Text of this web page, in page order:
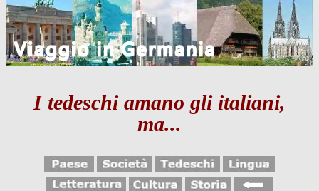
I tedeschi amano gli italiani,
ma...